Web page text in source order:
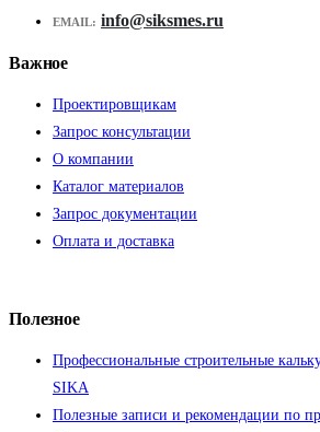
EMAIL: info@siksmes.ru
Важное
Проектировщикам
Запрос консультации
О компании
Каталог материалов
Запрос документации
Оплата и доставка
Полезное
Профессиональные строительные
SIKA
Полезные записи и рекомендации по